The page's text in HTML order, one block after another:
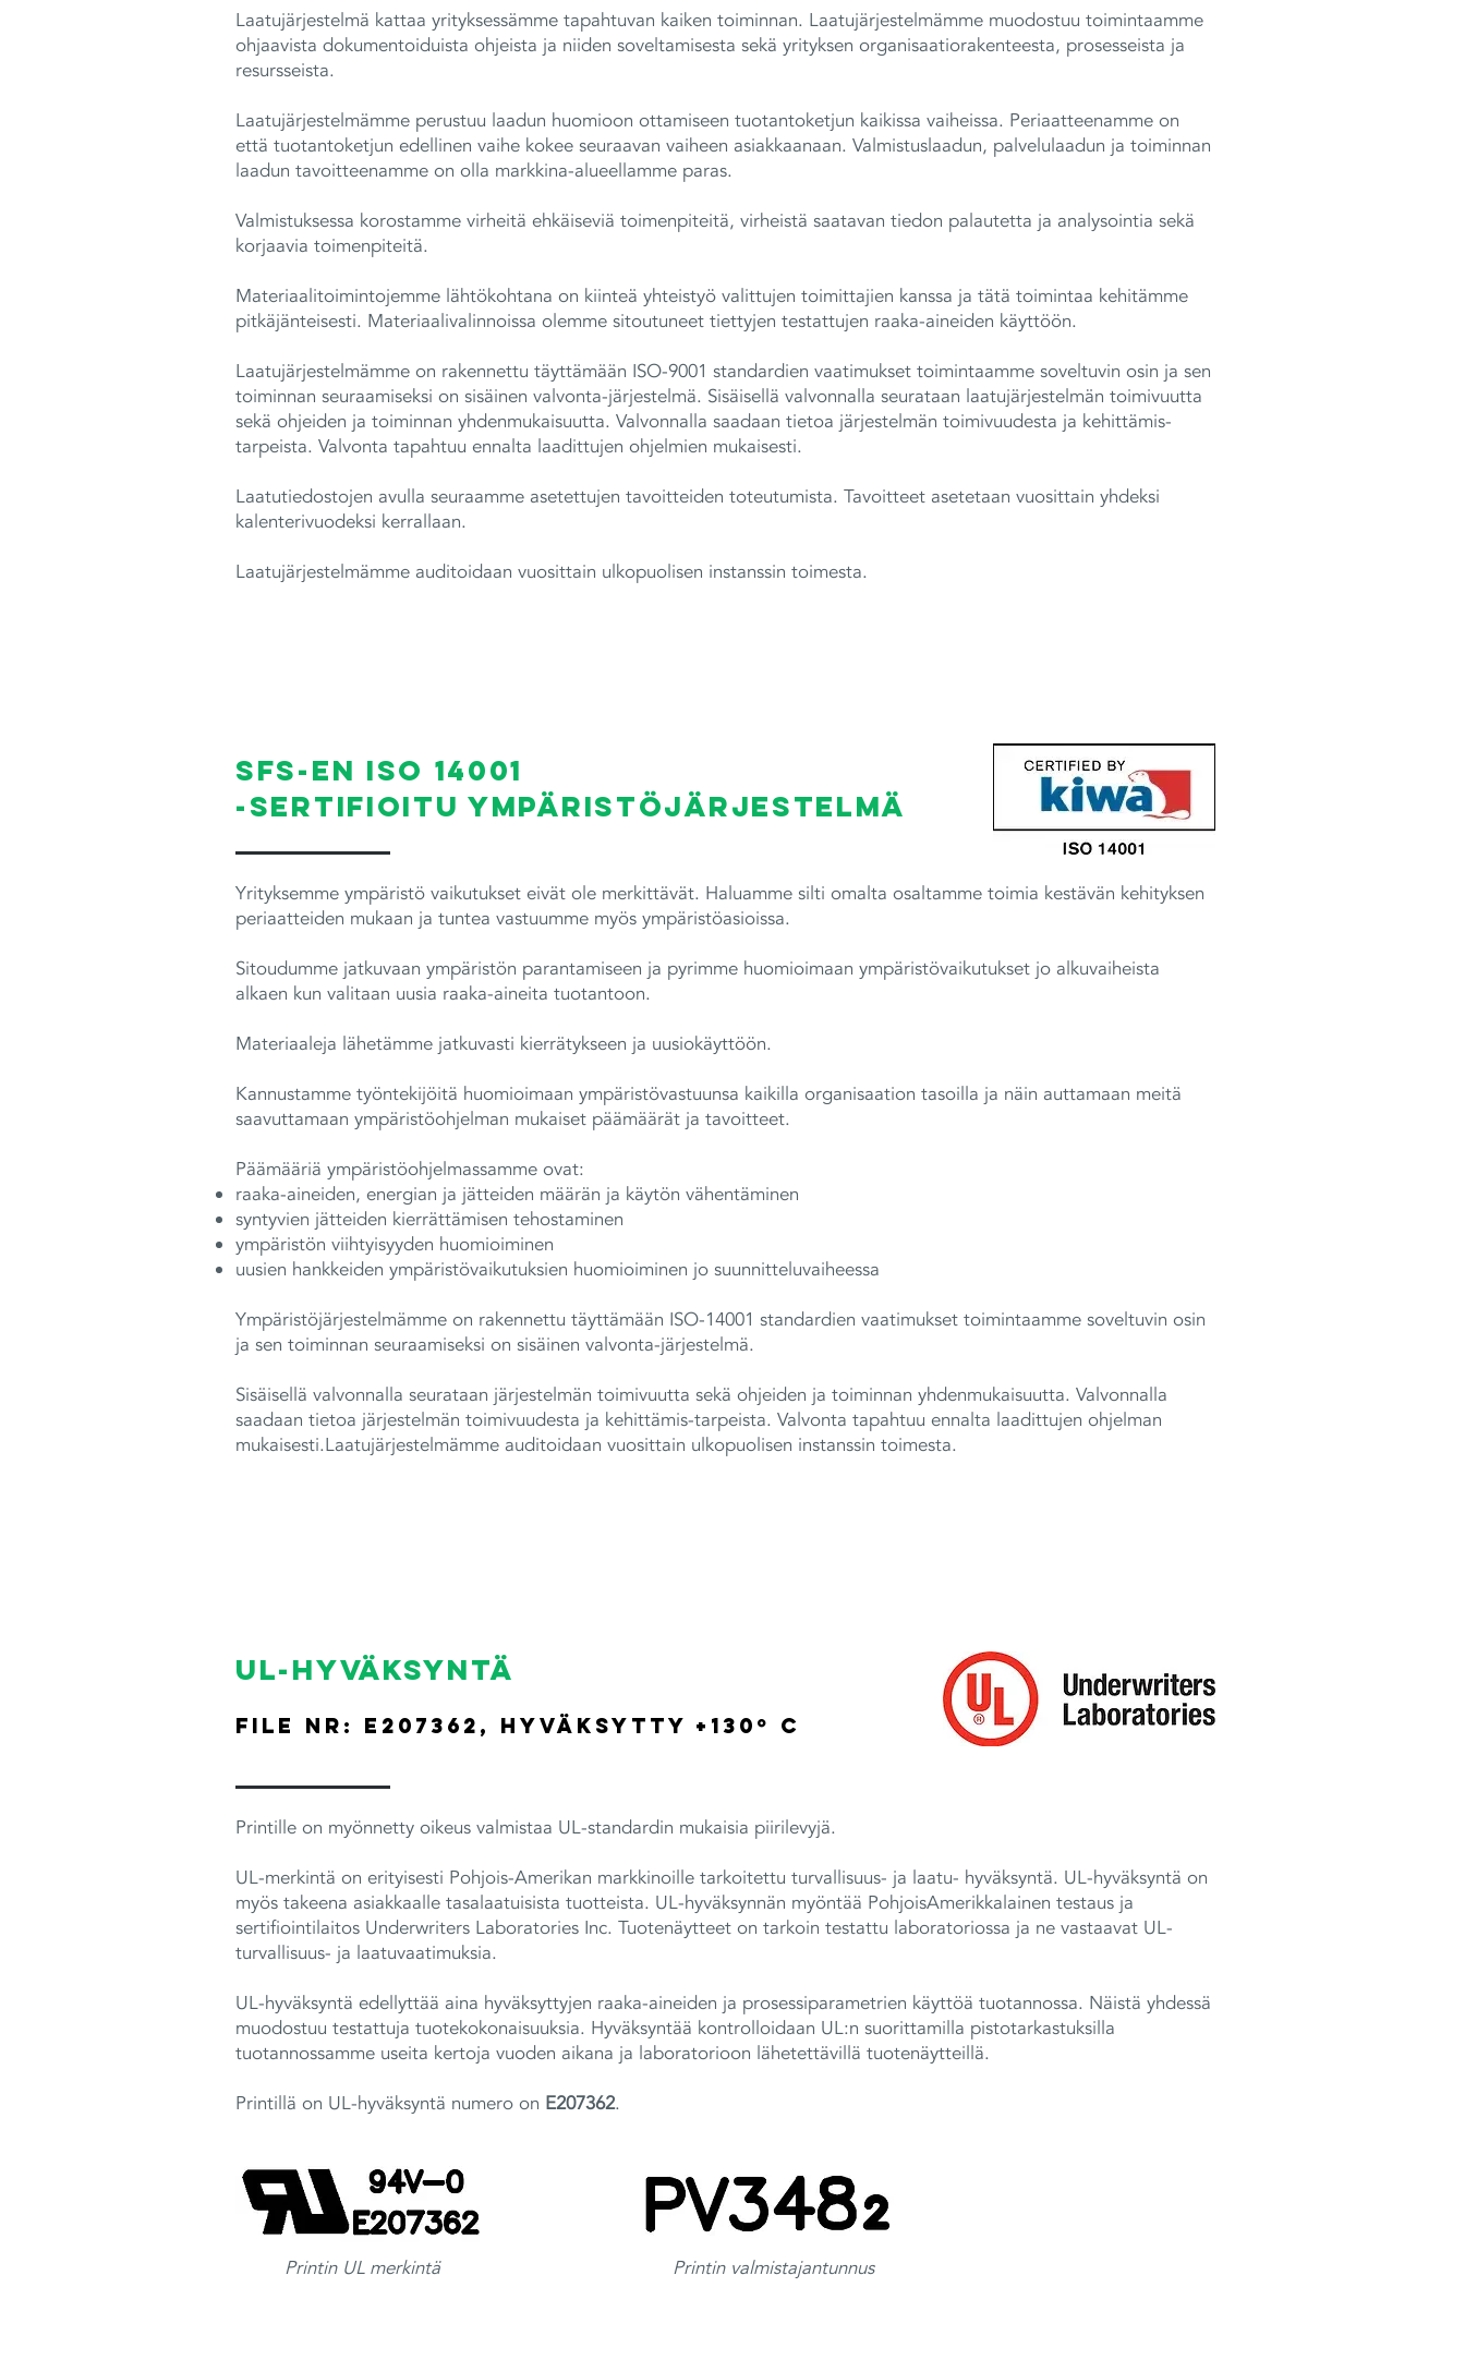
Laatujärjestelmä kattaa yrityksessämme tapahtuvan kaiken toiminnan. Laatujärjestelmämme muodostuu toimintaamme
ohjaavista dokumentoiduista ohjeista ja niiden soveltamisesta sekä yrityksen organisaatiorakenteesta, prosesseista ja
resursseista.
Laatujärjestelmämme perustuu laadun huomioon ottamiseen tuotantoketjun kaikissa vaiheissa. Periaatteenamme on
että tuotantoketjun edellinen vaihe kokee seuraavan vaiheen asiakkaanaan. Valmistuslaadun, palvelulaadun ja toiminnan
laadun tavoitteenamme on olla markkina-alueellamme paras.
Valmistuksessa korostamme virheitä ehkäiseviä toimenpiteitä, virheistä saatavan tiedon palautetta ja analysointia sekä
korjaavia toimenpiteitä.
Materiaalitoimintojemme lähtökohtana on kiinteä yhteistyö valittujen toimittajien kanssa ja tätä toimintaa kehitämme
pitkäjänteisesti. Materiaalivalinnoissa olemme sitoutuneet tiettyjen testattujen raaka-aineiden käyttöön.
Laatujärjestelmämme on rakennettu täyttämään ISO-9001 standardien vaatimukset toimintaamme soveltuvin osin ja sen
toiminnan seuraamiseksi on sisäinen valvonta-järjestelmä. Sisäisellä valvonnalla seurataan laatujärjestelmän toimivuutta
sekä ohjeiden ja toiminnan yhdenmukaisuutta. Valvonnalla saadaan tietoa järjestelmän toimivuudesta ja kehittämis-
tarpeista. Valvonta tapahtuu ennalta laadittujen ohjelmien mukaisesti.
Laatutiedostojen avulla seuraamme asetettujen tavoitteiden toteutumista. Tavoitteet asetetaan vuosittain yhdeksi
kalenterivuodeksi kerrallaan.
Laatujärjestelmämme auditoidaan vuosittain ulkopuolisen instanssin toimesta.
SFS-EN ISO 14001
-sertifioitu ympäristöjärjestelmä
Yrityksemme ympäristö vaikutukset eivät ole merkittävät. Haluamme silti omalta osaltamme toimia kestävän kehityksen
periaatteiden mukaan ja tuntea vastuumme myös ympäristöasioissa.
Sitoudumme jatkuvaan ympäristön parantamiseen ja pyrimme huomioimaan ympäristövaikutukset jo alkuvaiheista
alkaen kun valitaan uusia raaka-aineita tuotantoon.
Materiaaleja lähetämme jatkuvasti kierrätykseen ja uusiokäyttöön.
Kannustamme työntekijöitä huomioimaan ympäristövastuunsa kaikilla organisaation tasoilla ja näin auttamaan meitä
saavuttamaan ympäristöohjelman mukaiset päämäärät ja tavoitteet.
Päämääriä ympäristöohjelmassamme ovat:
raaka-aineiden, energian ja jätteiden määrän ja käytön vähentäminen
syntyvien jätteiden kierrättämisen tehostaminen
ympäristön viihtyisyyden huomioiminen
uusien hankkeiden ympäristövaikutuksien huomioiminen jo suunnitteluvaiheessa
Ympäristöjärjestelmämme on rakennettu täyttämään ISO-14001 standardien vaatimukset toimintaamme soveltuvin osin
ja sen toiminnan seuraamiseksi on sisäinen valvonta-järjestelmä.
Sisäisellä valvonnalla seurataan järjestelmän toimivuutta sekä ohjeiden ja toiminnan yhdenmukaisuutta. Valvonnalla
saadaan tietoa järjestelmän toimivuudesta ja kehittämis-tarpeista. Valvonta tapahtuu ennalta laadittujen ohjelman
mukaisesti.Laatujärjestelmämme auditoidaan vuosittain ulkopuolisen instanssin toimesta.
UL-hyväksyntä
file nr: E207362, hyväksytty +130º C
Printille on myönnetty oikeus valmistaa UL-standardin mukaisia piirilevyjä.
UL-merkintä on erityisesti Pohjois-Amerikan markkinoille tarkoitettu turvallisuus- ja laatu- hyväksyntä. UL-hyväksyntä on
myös takeena asiakkaalle tasalaatuisista tuotteista. UL-hyväksynnän myöntää PohjoisAmerikkalainen testaus ja
sertifiointilaitos Underwriters Laboratories Inc. Tuotenäytteet on tarkoin testattu laboratoriossa ja ne vastaavat UL-
turvallisuus- ja laatuvaatimuksia.
UL-hyväksyntä edellyttää aina hyväksyttyjen raaka-aineiden ja prosessiparametrien käyttöä tuotannossa. Näistä yhdessä
muodostuu testattuja tuotekokonaisuuksia. Hyväksyntää kontrolloidaan UL:n suorittamilla pistotarkastuksilla
tuotannossamme useita kertoja vuoden aikana ja laboratorioon lähetettävillä tuotenäytteillä.
Printillä on UL-hyväksyntä numero on E207362.
Printin UL merkintä Printin valmistajantunnus